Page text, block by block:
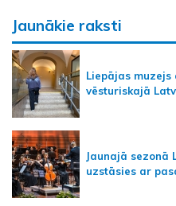
Jaunākie raksti
Liepājas
vēsturiskajā
Jaunajā sezonā
uzstāsies ar